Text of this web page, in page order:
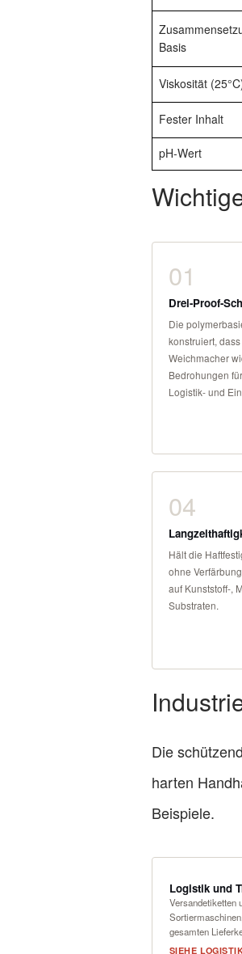
Basis
Viskosität
Fester Inhalt
pH-Wert
01
Drei-Proof-
Die
konstruiert,
Weichmacher
Bedrohungen
Logistik- und
04
Hält die
ohne
auf Kunststoff-,
Substraten.
Die
harten
Beispiele.
Logistik und
Versandetiketten
gesamten
SIEHE